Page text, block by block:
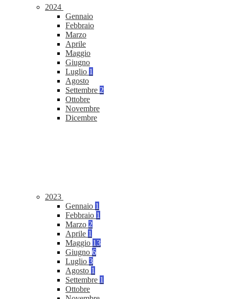
2024
Gennaio
Febbraio
Marzo
Aprile
Maggio
Giugno
Luglio 1
Agosto
Settembre 2
Ottobre
Novembre
Dicembre
2023
Gennaio 1
Febbraio 1
Marzo 2
Aprile 1
Maggio 13
Giugno 6
Luglio 3
Agosto 1
Settembre 1
Ottobre